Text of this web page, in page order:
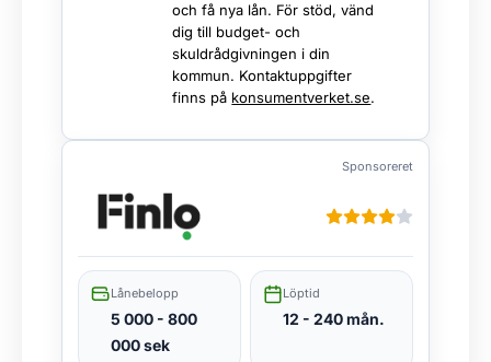
och få nya lån. För stöd, vänd
dig till budget- och
skuldrådgivningen i din
kommun. Kontaktuppgifter
finns på konsumentverket.se.
Sponsoreret
Lånebelopp
5 000 - 800
000 sek
Löptid
12 - 240 mån.